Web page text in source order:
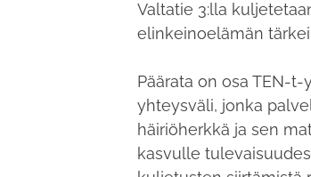
Valtatie 3:lla
elinkeinoelämän
Päärata on osa TEN-
yhteysväli, jonka
häiriöherkkä ja sen
kasvulle